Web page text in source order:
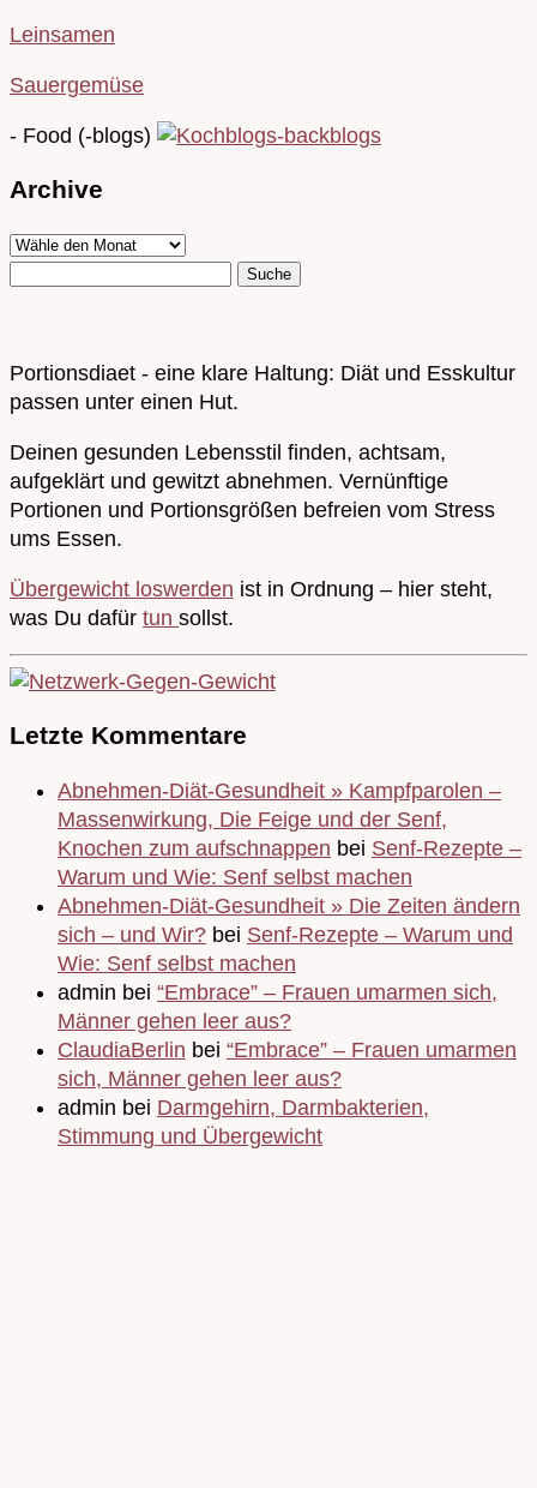
Leinsamen
Sauergemüse
- Food (-blogs)
Archive
Portionsdiaet - eine klare Haltung: Diät und Esskultur
passen unter einen Hut.
Deinen gesunden Lebensstil finden, achtsam,
aufgeklärt und gewitzt abnehmen. Vernünftige
Portionen und Portionsgrößen befreien vom Stress
ums Essen.
Übergewicht loswerden ist in Ordnung – hier steht,
was Du dafür tun sollst.
Letzte Kommentare
Abnehmen-Diät-Gesundheit » Kampfparolen –
Massenwirkung, Die Feige und der Senf,
Knochen zum aufschnappen bei Senf-Rezepte –
Warum und Wie: Senf selbst machen
Abnehmen-Diät-Gesundheit » Die Zeiten ändern
sich – und Wir? bei Senf-Rezepte – Warum und
Wie: Senf selbst machen
admin bei “Embrace” – Frauen umarmen sich,
Männer gehen leer aus?
ClaudiaBerlin bei “Embrace” – Frauen umarmen
sich, Männer gehen leer aus?
admin bei Darmgehirn, Darmbakterien,
Stimmung und Übergewicht